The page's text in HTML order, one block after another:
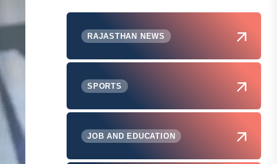
RAJASTHAN NEWS
SPORTS
JOB AND EDUCATION